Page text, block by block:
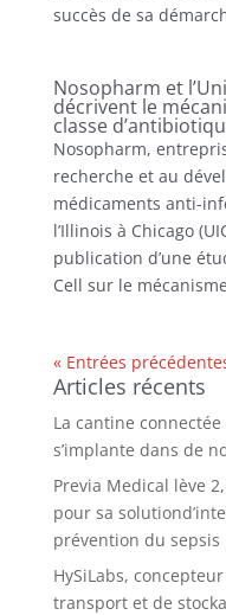
succès de sa
Nosopharm et
décrivent le
classe
Nosopharm,
recherche et au
médicaments anti-
l’Illinois à Chicago
publication d’une
Cell sur le
« Entrées
Articles récents
La cantine connectée
s’implante dans de
Previa Medical lève
pour sa
prévention du sepsis
HySiLabs,
transport et de